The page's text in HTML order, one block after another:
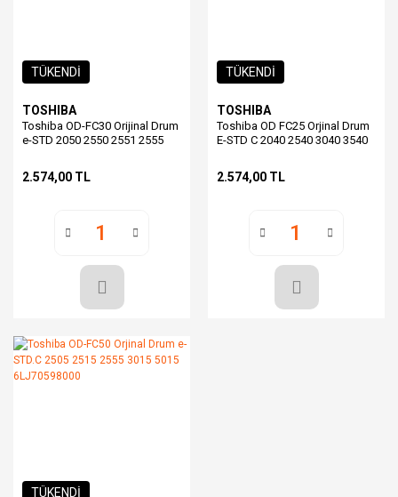
TÜKENDİ
TOSHIBA
Toshiba OD-FC30 Orijinal Drum
e-STD 2050 2550 2551 2555
2.574,00 TL
TÜKENDİ
TOSHIBA
Toshiba OD FC25 Orjinal Drum
E-STD C 2040 2540 3040 3540
2.574,00 TL
TÜKENDİ